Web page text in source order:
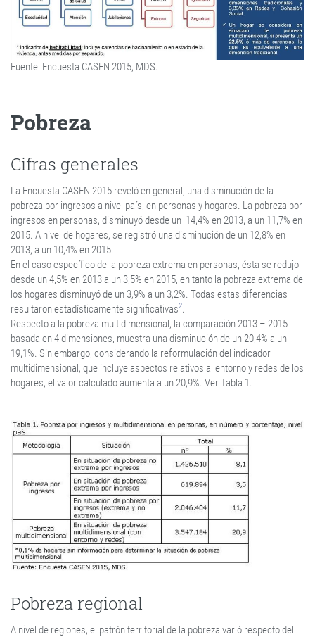
Fuente: Encuesta CASEN 2015, MDS.
Pobreza
Cifras generales
La Encuesta CASEN 2015 reveló en general, una disminución de la
pobreza por ingresos a nivel país, en personas y hogares. La pobreza por
ingresos en personas, disminuyó desde un 14,4% en 2013, a un 11,7% en
2015. A nivel de hogares, se registró una disminución de un 12,8% en
2013, a un 10,4% en 2015.
En el caso específico de la pobreza extrema en personas, ésta se redujo
desde un 4,5% en 2013 a un 3,5% en 2015, en tanto la pobreza extrema de
los hogares disminuyó de un 3,9% a un 3,2%. Todas estas diferencias
resultaron estadísticamente significativas2.
Respecto a la pobreza multidimensional, la comparación 2013 – 2015
basada en 4 dimensiones, muestra una disminución de un 20,4% a un
19,1%. Sin embargo, considerando la reformulación del indicador
multidimensional, que incluye aspectos relativos a entorno y redes de los
hogares, el valor calculado aumenta a un 20,9%. Ver Tabla 1.
Pobreza regional
A nivel de regiones, el patrón territorial de la pobreza varió respecto del